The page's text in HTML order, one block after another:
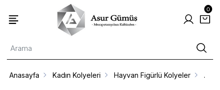
0
Anasayfa Kadın Kolyeleri Hayvan Figürlü Kolyeler .